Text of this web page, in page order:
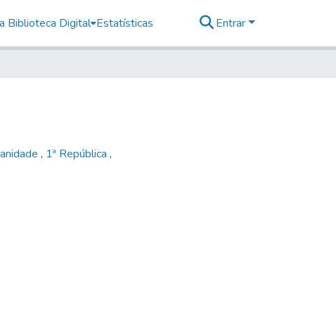
Biblioteca Digital Estatísticas Entrar
, 1ª República ,